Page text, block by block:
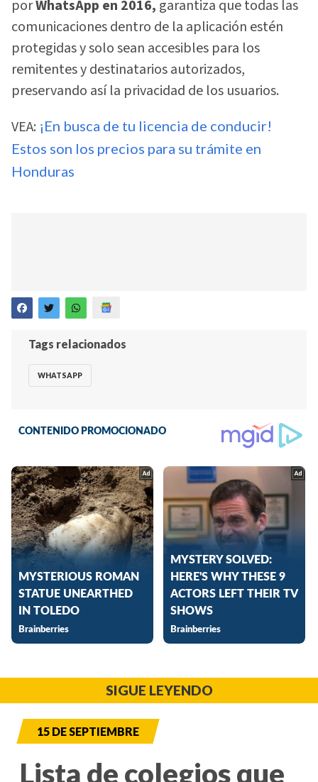
porWhatsApp en 2016, garantiza que todas las
comunicaciones dentro de la aplicación estén
protegidas y solo sean accesibles para los
remitentes y destinatarios autorizados,
preservando así la privacidad de los usuarios.
VEA: ¡En busca de tu licencia de conducir!
Estos son los precios para su trámite en
Honduras
Tags relacionados
WHATSAPP
SIGUE LEYENDO
15 DE SEPTIEMBRE
Lista de colegios que